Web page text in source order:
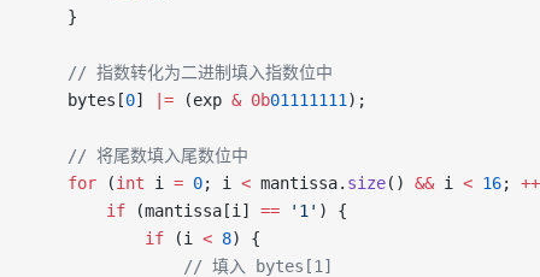
    }
    // 指数转化为二进制填入指数位中
    bytes[
0] |= (exp & 0b01111111 );
    // 将尾数填入尾数位中
    for
(int i = 0; i < mantissa. size() && i < 16; ++
        if
(mantissa[i] == '1' ) {
            if
(i < 8) {
                // 填入 bytes[1]